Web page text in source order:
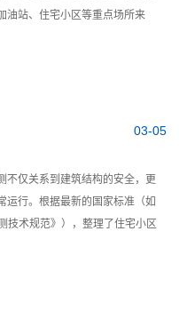
油站、住宅小区等重点场所来
03-05
不仅关系到建筑结构的安全，更
运行。根据最新的国家标准（如
技术规范》），整理了住宅小区